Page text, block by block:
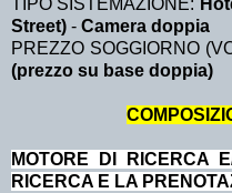
TIPO SISTEMAZIONE:
Street) - Camera doppia
PREZZO SOGGIORNO
(prezzo su base doppia)
MOTORE DI RICERCA
RICERCA E LA